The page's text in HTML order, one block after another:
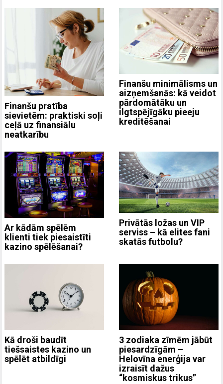
Finanšu pratība
sievietēm: praktiski soļi
ceļā uz finansiālu
neatkarību
Finanšu minimālisms un
aizņemšanās: kā veidot
pārdomātāku un
ilgtspējīgāku pieeju
kreditēšanai
Ar kādām spēlēm
klienti tiek piesaistīti
kazino spēlēšanai?
Privātās ložas un VIP
serviss – kā elites fani
skatās futbolu?
Kā droši baudīt
tiešsaistes kazino un
spēlēt atbildīgi
3 zodiaka zīmēm jābūt
piesardzīgām –
Helovīna enerģija var
izraisīt dažus
“kosmiskus trikus”